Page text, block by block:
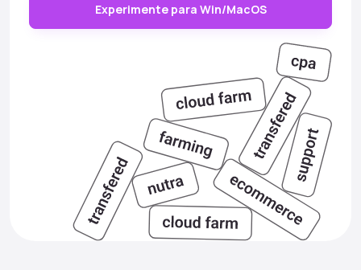
Experimente para Win/MacOS